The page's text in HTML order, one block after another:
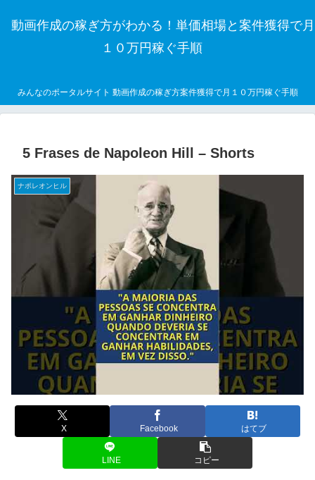
動画作成の稼ぎ方がわかる！単価相場と案件獲得で月
１０万円稼ぐ手順
みんなのポータルサイト 動画作成の稼ぎ方案件獲得で月１０万円稼ぐ手順
5 Frases de Napoleon Hill – Shorts
ナポレオンヒル
X Facebook はてブ
LINE コピー